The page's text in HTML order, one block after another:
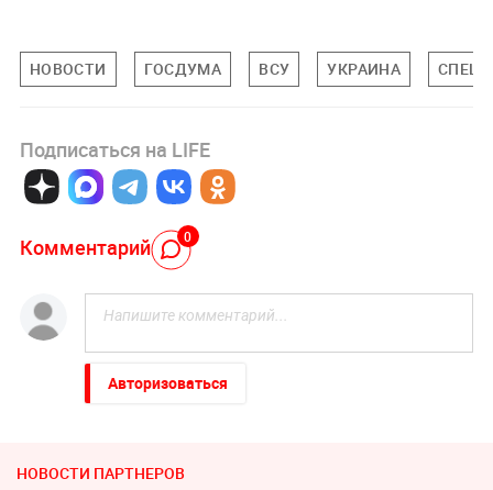
НОВОСТИ ГОСДУМА ВСУ УКРАИНА
Подписаться на LIFE
Комментарий 0
Авторизоваться
НОВОСТИ ПАРТНЕРОВ